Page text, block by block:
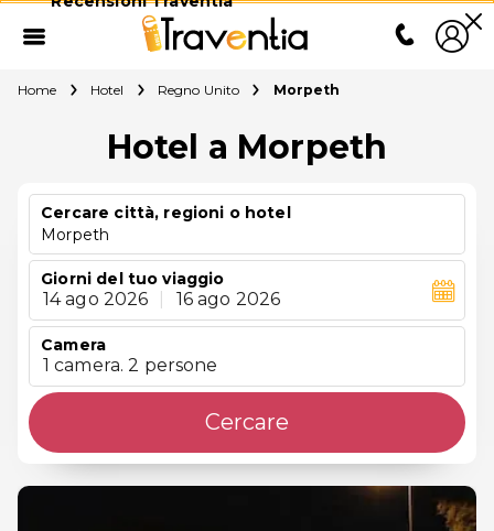
Home Hotel Regno Unito Morpeth
Hotel a Morpeth
Cercare città, regioni o hotel
Morpeth
Giorni del tuo viaggio
14 ago 2026 16 ago 2026
Camera
1 camera. 2 persone
Cercare